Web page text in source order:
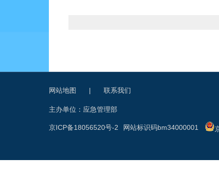
网站地图 | 联系我们
主办单位：应急管理部
网站标识码bm34000001
京ICP备18056520号-2